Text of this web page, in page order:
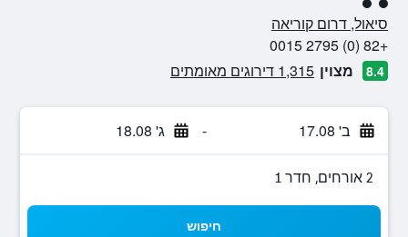
2 דירוג מחלקת נוסעים
סיאול, דרום קוריאה
+82 (0) 2795 0015
8.4 מצוין 1,315 דירוגים מאומתים
ב' 17.08 - ג' 18.08
2 אורחים, חדר 1
חיפוש